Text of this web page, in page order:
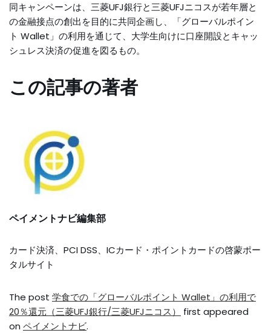
同キャンペーンは、三菱UFJ銀行と三菱UFJニコスが若年層と
の金融接点の創出を目的に共同企画し、「グローバルポイン
ト Wallet」の利用を通じて、大学生向けに口座開設とキャッ
シュレス決済の促進を図るもの。
この記事の著者
ペイメントナビ編集部
カード決済、PCI DSS、ICカード・ポイントカードの啓蒙ポー
タルサイト
The post 学食での「グローバルポイント Wallet」の利用で
20％還元（三菱UFJ銀行/三菱UFJニコス）
first appeared
on ペイメントナビ.